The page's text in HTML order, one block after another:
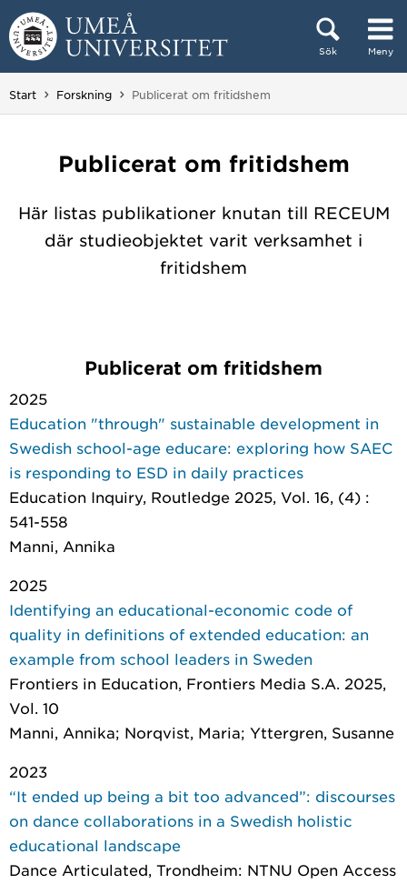
Hoppa direkt till innehållet
Sök Meny
Huvudmenyn dold.
Start Forskning Du är här:
Publicerat om fritidshem
Publicerat om fritidshem
Här listas publikationer knutan till RECEUM
där studieobjektet varit verksamhet i
fritidshem
Publicerat om fritidshem
2025
Education "through" sustainable development in
Swedish school-age educare: exploring how SAEC
is responding to ESD in daily practices
Education Inquiry, Routledge 2025, Vol. 16, (4) :
541-558
Manni, Annika
2025
Identifying an educational-economic code of
quality in definitions of extended education: an
example from school leaders in Sweden
Frontiers in Education, Frontiers Media S.A. 2025,
Vol. 10
Manni, Annika; Norqvist, Maria; Yttergren, Susanne
2023
“It ended up being a bit too advanced”: discourses
on dance collaborations in a Swedish holistic
educational landscape
Dance Articulated, Trondheim: NTNU Open Access